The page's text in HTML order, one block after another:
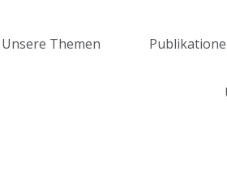
Unsere Themen